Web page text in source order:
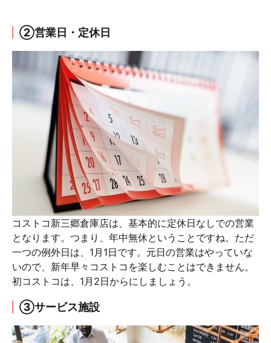
②営業日・定休日
コストコ新三郷倉庫店は、基本的に定休日なしでの営業
となります。つまり、年中無休ということですね。ただ
一つの例外日は、1月1日です。元日の営業はやっていな
いので、新年早々コストコを楽しむことはできません。
初コストコは、1月2日からにしましょう。
③サービス施設